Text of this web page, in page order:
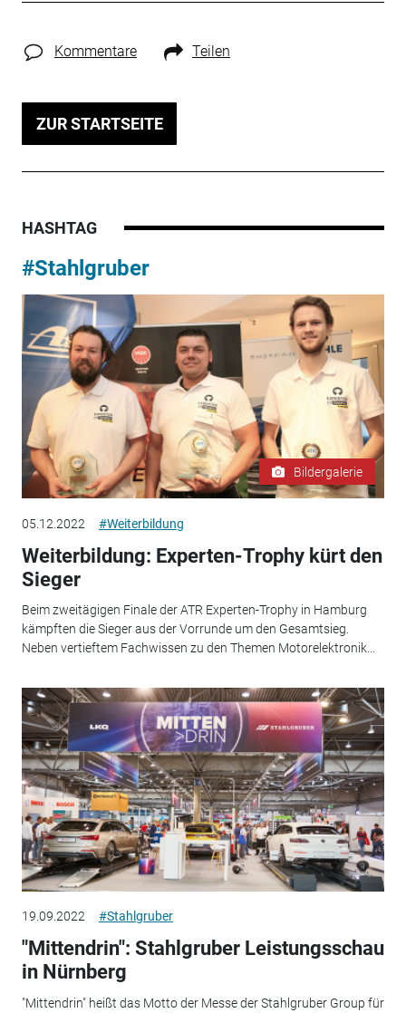
Kommentare Teilen
ZUR STARTSEITE
HASHTAG
#Stahlgruber
Bildergalerie
05.12.2022 #Weiterbildung
Weiterbildung: Experten-Trophy kürt den
Sieger
Beim zweitägigen Finale der ATR Experten-Trophy in Hamburg
kämpften die Sieger aus der Vorrunde um den Gesamtsieg.
Neben vertieftem Fachwissen zu den Themen Motorelektronik...
19.09.2022 #Stahlgruber
"Mittendrin": Stahlgruber Leistungsschau
in Nürnberg
"Mittendrin" heißt das Motto der Messe der Stahlgruber Group für